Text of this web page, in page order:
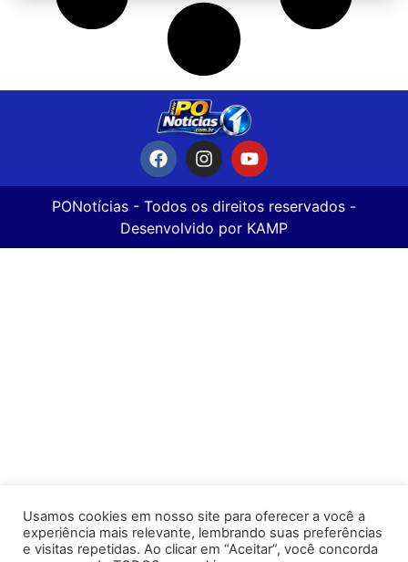
PONotícias - Todos os direitos reservados -
Desenvolvido por KAMP
Usamos cookies em nosso site para oferecer a você a
experiência mais relevante, lembrando suas preferências
e visitas repetidas. Ao clicar em “Aceitar”, você concorda